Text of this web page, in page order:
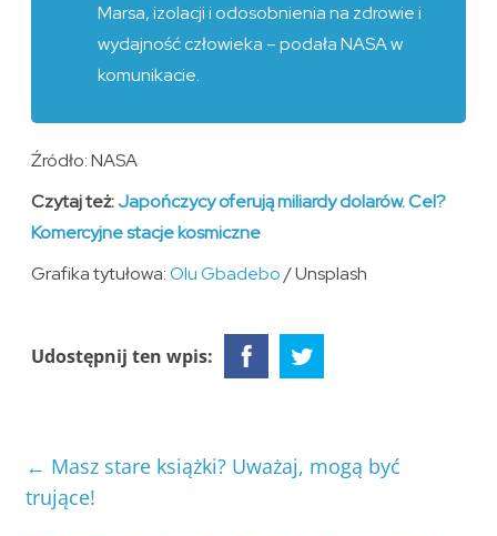
Marsa, izolacji i odosobnienia na zdrowie i
wydajność człowieka – podała NASA w
komunikacie.
Źródło: NASA
Czytaj też:Japończycy oferują miliardy dolarów. Cel?
Komercyjne stacje kosmiczne
Grafika tytułowa:Olu Gbadebo/ Unsplash
Udostępnij ten wpis:
← Masz stare książki? Uważaj, mogą być
trujące!